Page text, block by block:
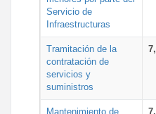
Servicio de
Infraestructuras
Tramitación de la
contratación de
servicios y
suministros
Mantenimiento de